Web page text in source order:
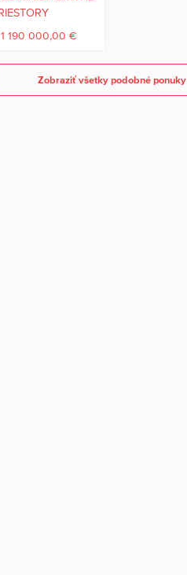
1 190 000,00 €
Zobraziť všetky podobné ponuky